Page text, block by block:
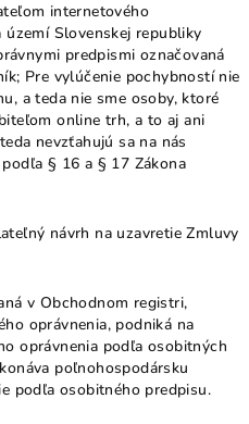
internetového
území Slovenskej republiky
predpismi označovaná
Pre vylúčenie pochybností nie
a teda nie sme osoby, ktoré
online trh, a to aj ani
nevzťahujú sa na nás
§ 16 a § 17 Zákona
návrh na uzavretie Zmluvy
v Obchodnom registri,
oprávnenia, podniká na
oprávnenia podľa osobitných
poľnohospodársku
podľa osobitného predpisu.